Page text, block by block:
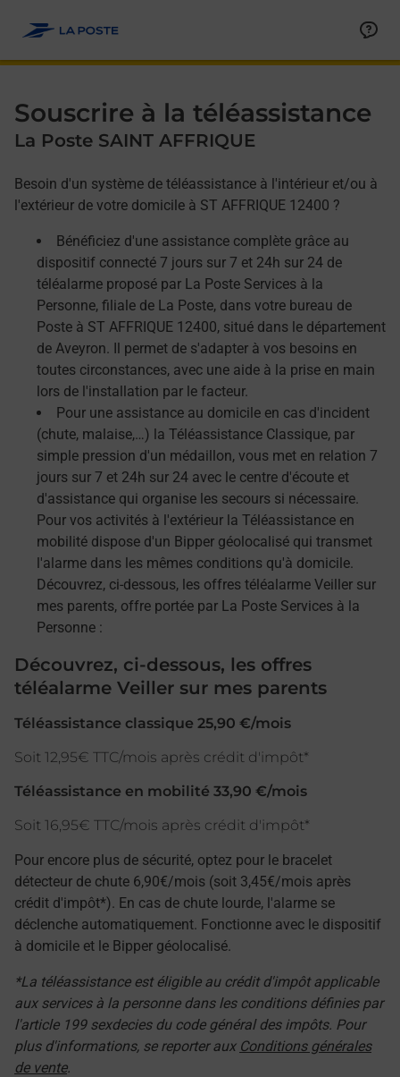
Souscrire à la téléassistance
La Poste SAINT AFFRIQUE
Besoin d'un système de téléassistance à l'intérieur et/ou à
l'extérieur de votre domicile à ST AFFRIQUE 12400 ?
Bénéficiez d'une assistance complète grâce au
dispositif connecté 7 jours sur 7 et 24h sur 24 de
téléalarme proposé par La Poste Services à la
Personne, filiale de La Poste, dans votre bureau de
Poste à ST AFFRIQUE 12400, situé dans le département
de Aveyron. Il permet de s'adapter à vos besoins en
toutes circonstances, avec une aide à la prise en main
lors de l'installation par le facteur.
Pour une assistance au domicile en cas d'incident
(chute, malaise,…) la Téléassistance Classique, par
simple pression d'un médaillon, vous met en relation 7
jours sur 7 et 24h sur 24 avec le centre d'écoute et
d'assistance qui organise les secours si nécessaire.
Pour vos activités à l'extérieur la Téléassistance en
mobilité dispose d'un Bipper géolocalisé qui transmet
l'alarme dans les mêmes conditions qu'à domicile.
Découvrez, ci-dessous, les offres téléalarme Veiller sur
mes parents, offre portée par La Poste Services à la
Personne :
Découvrez, ci-dessous, les offres
téléalarme Veiller sur mes parents
Téléassistance classique 25,90 €/mois
Soit 12,95€ TTC/mois après crédit d'impôt*
Téléassistance en mobilité 33,90 €/mois
Soit 16,95€ TTC/mois après crédit d'impôt*
Pour encore plus de sécurité, optez pour le bracelet
détecteur de chute 6,90€/mois (soit 3,45€/mois après
crédit d'impôt*). En cas de chute lourde, l'alarme se
déclenche automatiquement. Fonctionne avec le dispositif
à domicile et le Bipper géolocalisé.
*La téléassistance est éligible au crédit d'impôt applicable
aux services à la personne dans les conditions définies par
l'article 199 sexdecies du code général des impôts. Pour
plus d'informations, se reporter aux Conditions générales
de vente.